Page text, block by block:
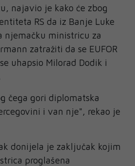
najavio je kako će zbog
RS da iz Banje Luke
njemačku ministricu za
zatražiti da se EUFOR
uhapsio Milorad Dodik i
čega gori diplomatska
i van nje", rekao je
donijela je zaključak kojim
proglašena